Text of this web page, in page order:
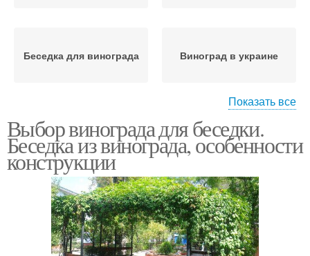
Беседка для винограда Виноград в украине
Байконур на беседке
Показать все
Выбор винограда для беседки.
Беседка из винограда, особенности
конструкции